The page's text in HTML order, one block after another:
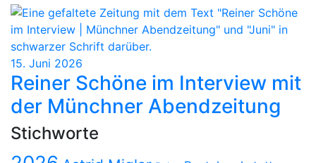
15. Juni 2026
Reiner Schöne im Interview mit
der Münchner Abendzeitung
Stichworte